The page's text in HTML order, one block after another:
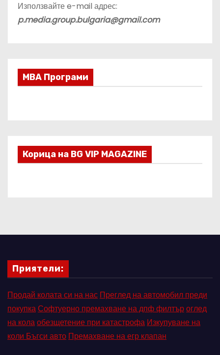
Използвайте e-mail адрес:
p.media.group.bulgaria@gmail.com
МВА Програми
Корица на BG VIP MAGAZINE
Приятели:
Продай колата си на нас Преглед на автомобил преди
покупкаСофтуерно премахване на дпф филтъроглед
на колаобезщетение при катастрофа Изкупуване на
коли Бъгси авто Премахване на егр клапан